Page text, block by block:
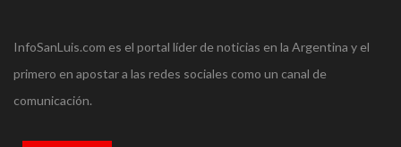
InfoSanLuis.com es el portal líder de noticias en la Argentina y el
primero en apostar a las redes sociales como un canal de
comunicación.